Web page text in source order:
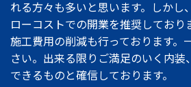
れる方々も多いと思います。しかし
ローコストでの開業を推奨しており
施工費用の削減も行っております。
さい。出来る限りご満足のいく内
できるものと確信しております。